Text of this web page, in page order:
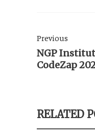
Previous
NGP
CodeZap
RELATED